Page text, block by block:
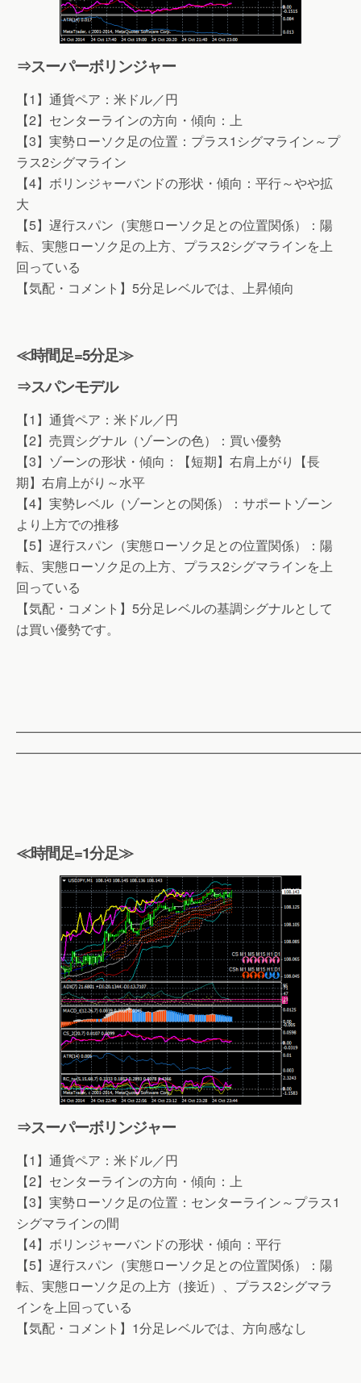
⇒スーパーボリンジャー
【1】通貨ペア：米ドル／円
【2】センターラインの方向・傾向：上
【3】実勢ローソク足の位置：プラス1シグマライン～プ
ラス2シグマライン
【4】ボリンジャーバンドの形状・傾向：平行～やや拡
大
【5】遅行スパン（実態ローソク足との位置関係）：陽
転、実態ローソク足の上方、プラス2シグマラインを上
回っている
【気配・コメント】5分足レベルでは、上昇傾向
≪時間足=5分足≫
⇒スパンモデル
【1】通貨ペア：米ドル／円
【2】売買シグナル（ゾーンの色）：買い優勢
【3】ゾーンの形状・傾向：【短期】右肩上がり【長
期】右肩上がり～水平
【4】実勢レベル（ゾーンとの関係）：サポートゾーン
より上方での推移
【5】遅行スパン（実態ローソク足との位置関係）：陽
転、実態ローソク足の上方、プラス2シグマラインを上
回っている
【気配・コメント】5分足レベルの基調シグナルとして
は買い優勢です。
≪時間足=1分足≫
⇒スーパーボリンジャー
【1】通貨ペア：米ドル／円
【2】センターラインの方向・傾向：上
【3】実勢ローソク足の位置：センターライン～プラス1
シグマラインの間
【4】ボリンジャーバンドの形状・傾向：平行
【5】遅行スパン（実態ローソク足との位置関係）：陽
転、実態ローソク足の上方（接近）、プラス2シグマラ
インを上回っている
【気配・コメント】1分足レベルでは、方向感なし